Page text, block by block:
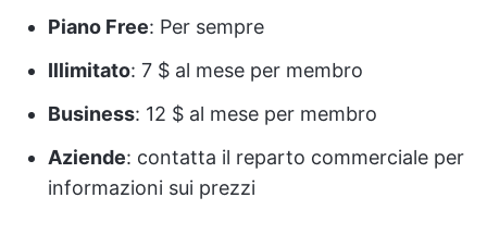
Piano Free: Per sempre
Illimitato: 7 $ al mese per membro
Business: 12 $ al mese per membro
Aziende: contatta il reparto commerciale per
informazioni sui prezzi